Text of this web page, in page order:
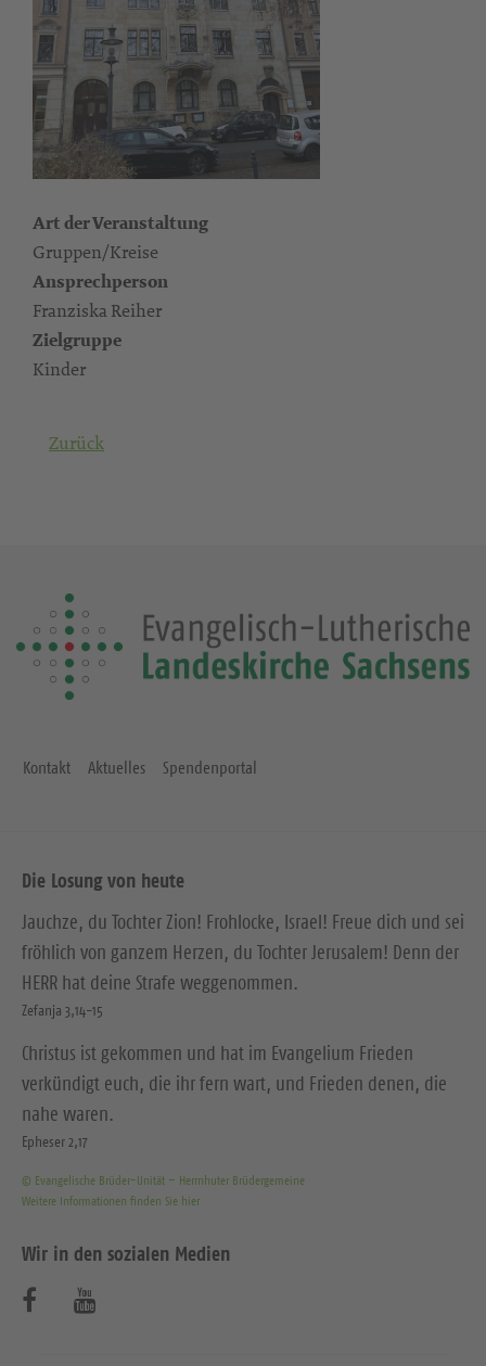
Art der Veranstaltung
Gruppen/Kreise
Ansprechperson
Franziska Reiher
Zielgruppe
Kinder
Zurück
Kontakt Aktuelles Spendenportal
Die Losung von heute
Jauchze, du Tochter Zion! Frohlocke, Israel! Freue dich und sei
fröhlich von ganzem Herzen, du Tochter Jerusalem! Denn der
HERR hat deine Strafe weggenommen.
Zefanja 3,14-15
Christus ist gekommen und hat im Evangelium Frieden
verkündigt euch, die ihr fern wart, und Frieden denen, die
nahe waren.
Epheser 2,17
© Evangelische Brüder-Unität – Herrnhuter Brüdergemeine
Weitere Informationen finden Sie hier
Wir in den sozialen Medien